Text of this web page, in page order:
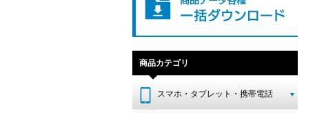
商品カテゴリ
スマホ・タブレット・携帯電話